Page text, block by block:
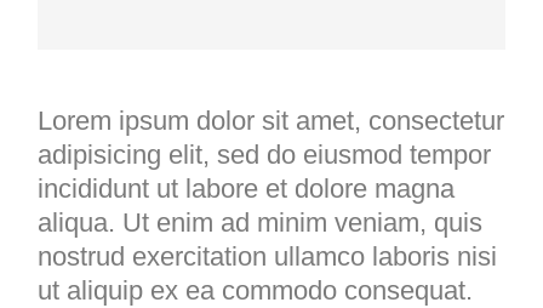
Lorem ipsum dolor sit amet, consectetur
adipisicing elit, sed do eiusmod tempor
incididunt ut labore et dolore magna
aliqua. Ut enim ad minim veniam, quis
nostrud exercitation ullamco laboris nisi
ut aliquip ex ea commodo consequat.